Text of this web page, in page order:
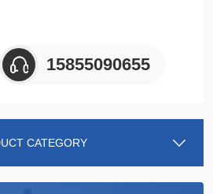
15855090655
CATEGORY